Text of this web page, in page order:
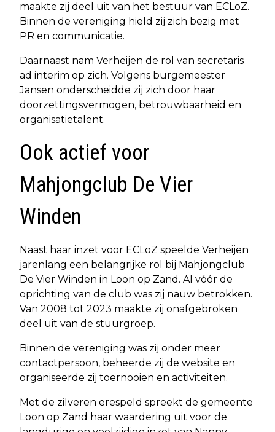
maakte zij deel uit van het bestuur van ECLoZ.
Binnen de vereniging hield zij zich bezig met
PR en communicatie.
Daarnaast nam Verheijen de rol van secretaris
ad interim op zich. Volgens burgemeester
Jansen onderscheidde zij zich door haar
doorzettingsvermogen, betrouwbaarheid en
organisatietalent.
Ook actief voor
Mahjongclub De Vier
Winden
Naast haar inzet voor ECLoZ speelde Verheijen
jarenlang een belangrijke rol bij Mahjongclub
De Vier Winden in Loon op Zand. Al vóór de
oprichting van de club was zij nauw betrokken.
Van 2008 tot 2023 maakte zij onafgebroken
deel uit van de stuurgroep.
Binnen de vereniging was zij onder meer
contactpersoon, beheerde zij de website en
organiseerde zij toernooien en activiteiten.
Met de zilveren erespeld spreekt de gemeente
Loon op Zand haar waardering uit voor de